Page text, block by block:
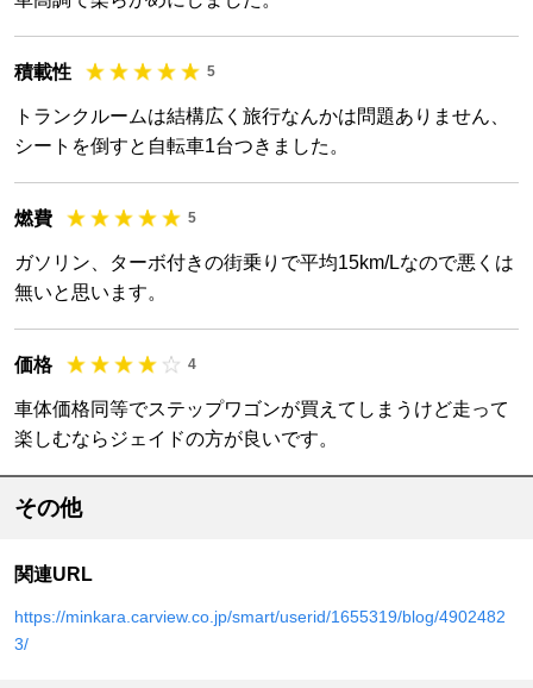
積載性 5
トランクルームは結構広く旅行なんかは問題ありません、
シートを倒すと自転車1台つきました。
燃費 5
ガソリン、ターボ付きの街乗りで平均15km/Lなので悪くは
無いと思います。
価格 4
車体価格同等でステップワゴンが買えてしまうけど走って
楽しむならジェイドの方が良いです。
その他
関連URL
https://minkara.carview.co.jp/smart/userid/1655319/blog/4902482
3/